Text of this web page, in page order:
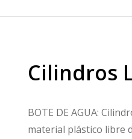
Cilindros
BOTE DE AGUA:
material plástico libre